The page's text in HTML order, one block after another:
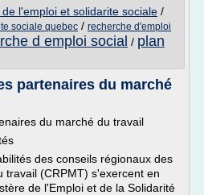
l'emploi et solidarite sociale /
sociale quebec / recherche d'emploi
d emploi social / plan
partenaires du marché
du marché du travail
des conseils régionaux des
travail (CRPMT) s'exercent en
de l'Emploi et de la Solidarité